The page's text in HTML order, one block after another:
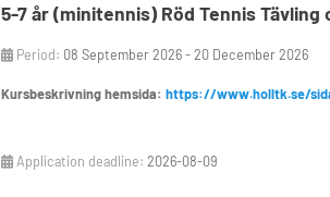
5-7 år (minitennis) Röd Tennis Tävling
Period: 08 September 2026 - 20 December 2026
Kursbeskrivning hemsida: https://www.holltk.se/
Application deadline: 2026-08-09